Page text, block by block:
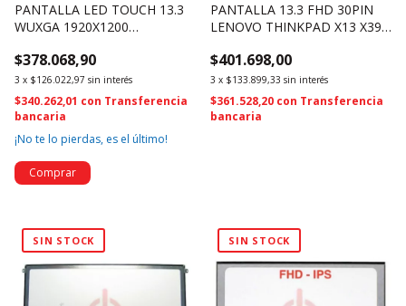
PANTALLA LED TOUCH 13.3
WUXGA 1920X1200
40 PIN (2607)
$378.068,90
3 x $126.022,97 sin interés
$340.262,01 con Transferencia
bancaria
¡No te lo pierdas, es el último!
PANTALLA 13.3 FHD 30PIN
LENOVO THINKPAD X13 X390
$401.698,00
3 x $133.899,33 sin interés
$361.528,20 con Transferencia
bancaria
SIN STOCK SIN STOCK